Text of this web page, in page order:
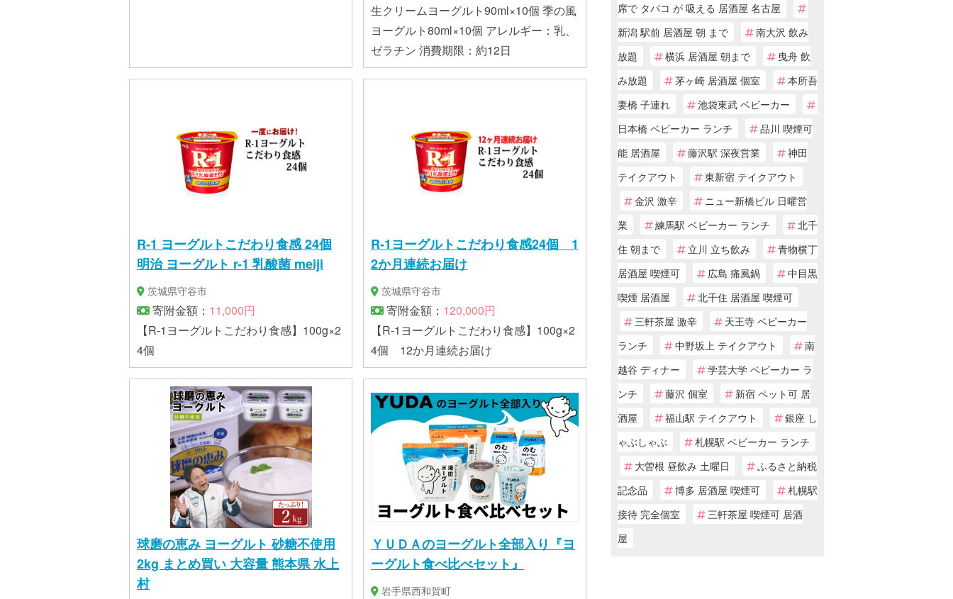
生クリームヨーグルト90ml×10個 季の風
ヨーグルト80ml×10個 アレルギー：乳、
ゼラチン 消費期限：約12日
R-1 ヨーグルトこだわり食感 24個
明治 ヨーグルト r-1 乳酸菌 meiji
茨城県守谷市
寄附金額： 11,000円
【R-1ヨーグルトこだわり食感】100g×2
4個
R-1ヨーグルトこだわり食感24個 1
2か月連続お届け
茨城県守谷市
寄附金額： 120,000円
【R-1ヨーグルトこだわり食感】100g×2
4個 12か月連続お届け
球磨の恵み ヨーグルト 砂糖不使用
2kg まとめ買い 大容量 熊本県 水上
村
ＹＵＤＡのヨーグルト全部入り『ヨ
ーグルト食べ比べセット』
岩手県西和賀町
席で タバコ が 吸える 居酒屋 名古屋
新潟 駅前 居酒屋 朝 まで
南大沢 飲み
放題
横浜 居酒屋 朝まで
曳舟 飲
み放題
茅ヶ崎 居酒屋 個室
本所吾
妻橋 子連れ
池袋東武 ベビーカー
日本橋 ベビーカー ランチ
品川 喫煙可
能 居酒屋
藤沢駅 深夜営業
神田
テイクアウト
東新宿 テイクアウト
金沢 激辛
ニュー新橋ビル 日曜営
業
練馬駅 ベビーカー ランチ
北千
住 朝まで
立川 立ち飲み
青物横丁
居酒屋 喫煙可
広島 痛風鍋
中目黒
喫煙 居酒屋
北千住 居酒屋 喫煙可
三軒茶屋 激辛
天王寺 ベビーカー
ランチ
中野坂上 テイクアウト
南
越谷 ディナー
学芸大学 ベビーカー ラ
ンチ
藤沢 個室
新宿 ペット可 居
酒屋
福山駅 テイクアウト
銀座 し
ゃぶしゃぶ
札幌駅 ベビーカー ランチ
大曽根 昼飲み 土曜日
ふるさと納税
記念品
博多 居酒屋 喫煙可
札幌駅
接待 完全個室
三軒茶屋 喫煙可 居酒
屋